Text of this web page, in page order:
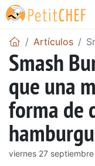
Artículos
Smash
que una
forma de
viernes 27